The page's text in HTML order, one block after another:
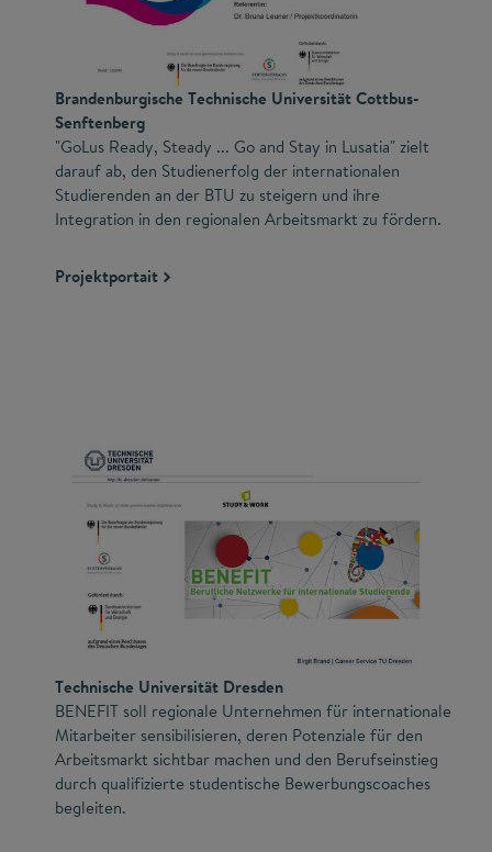
Brandenburgische Technische Universität Cottbus-
Senftenberg
"GoLus Ready, Steady ... Go and Stay in Lusatia" zielt
darauf ab, den Studienerfolg der internationalen
Studierenden an der BTU zu steigern und ihre
Integration in den regionalen Arbeitsmarkt zu fördern.
Projektportait
Technische Universität Dresden
BENEFIT soll regionale Unternehmen für internationale
Mitarbeiter sensibilisieren, deren Potenziale für den
Arbeitsmarkt sichtbar machen und den Berufseinstieg
durch qualifizierte studentische Bewerbungscoaches
begleiten.